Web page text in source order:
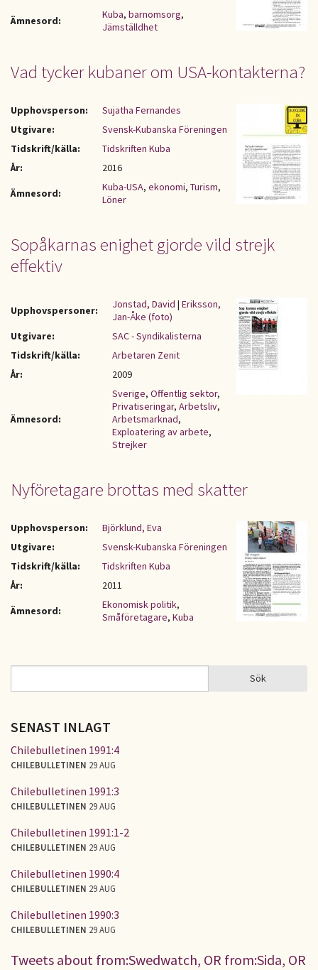
Ämnesord:
Kuba, barnomsorg,
Jämställdhet
Vad tycker kubaner om USA-kontakterna?
Upphovsperson:
Sujatha Fernandes
Utgivare:
Svensk-Kubanska Föreningen
Tidskrift/källa:
Tidskriften Kuba
År:
2016
Ämnesord:
Kuba-USA, ekonomi, Turism,
Löner
Sopåkarnas enighet gjorde vild strejk
effektiv
Upphovspersoner: Jonstad, David | Eriksson,
Jan-Åke (foto)
Utgivare:
SAC - Syndikalisterna
Tidskrift/källa:
Arbetaren Zenit
År:
2009
Ämnesord:
Sverige, Offentlig sektor,
Privatiseringar, Arbetsliv,
Arbetsmarknad,
Exploatering av arbete,
Strejker
Nyföretagare brottas med skatter
Upphovsperson:
Björklund, Eva
Utgivare:
Svensk-Kubanska Föreningen
Tidskrift/källa:
Tidskriften Kuba
År:
2011
Ämnesord:
Ekonomisk politik,
Småföretagare, Kuba
SÖKFORMULÄR Sök
SENAST INLAGT
Chilebulletinen 1991:4
CHILEBULLETINEN 29 AUG
Chilebulletinen 1991:3
CHILEBULLETINEN 29 AUG
Chilebulletinen 1991:1-2
CHILEBULLETINEN 29 AUG
Chilebulletinen 1990:4
CHILEBULLETINEN 29 AUG
Chilebulletinen 1990:3
CHILEBULLETINEN 29 AUG
Tweets about from:Swedwatch, OR from:Sida, OR